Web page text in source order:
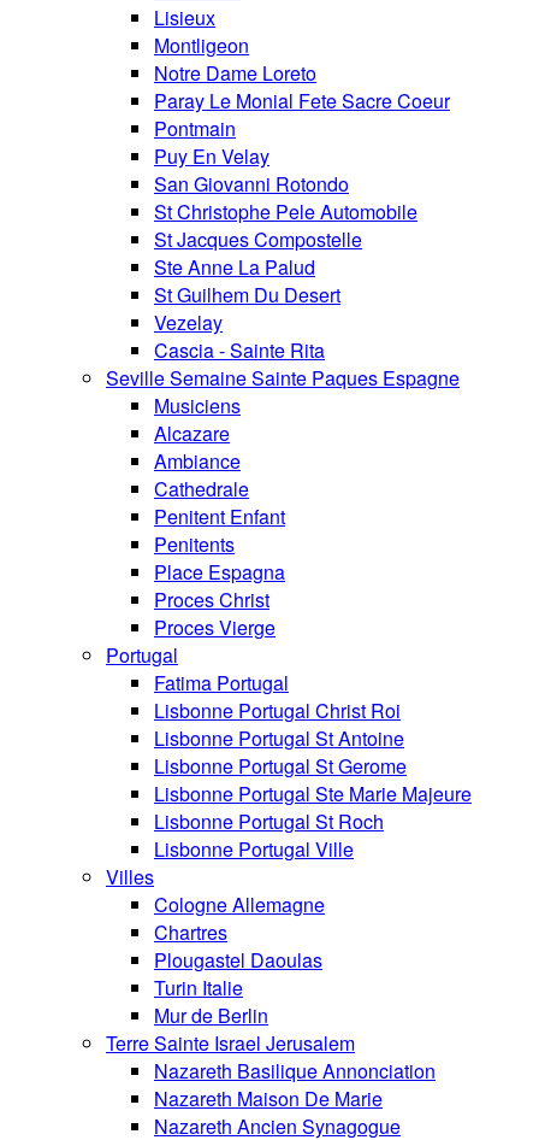
Lisieux
Montligeon
Notre Dame Loreto
Paray Le Monial Fete Sacre Coeur
Pontmain
Puy En Velay
San Giovanni Rotondo
St Christophe Pele Automobile
St Jacques Compostelle
Ste Anne La Palud
St Guilhem Du Desert
Vezelay
Cascia - Sainte Rita
Seville Semaine Sainte Paques Espagne
Musiciens
Alcazare
Ambiance
Cathedrale
Penitent Enfant
Penitents
Place Espagna
Proces Christ
Proces Vierge
Portugal
Fatima Portugal
Lisbonne Portugal Christ Roi
Lisbonne Portugal St Antoine
Lisbonne Portugal St Gerome
Lisbonne Portugal Ste Marie Majeure
Lisbonne Portugal St Roch
Lisbonne Portugal Ville
Villes
Cologne Allemagne
Chartres
Plougastel Daoulas
Turin Italie
Mur de Berlin
Terre Sainte Israel Jerusalem
Nazareth Basilique Annonciation
Nazareth Maison De Marie
Nazareth Ancien Synagogue